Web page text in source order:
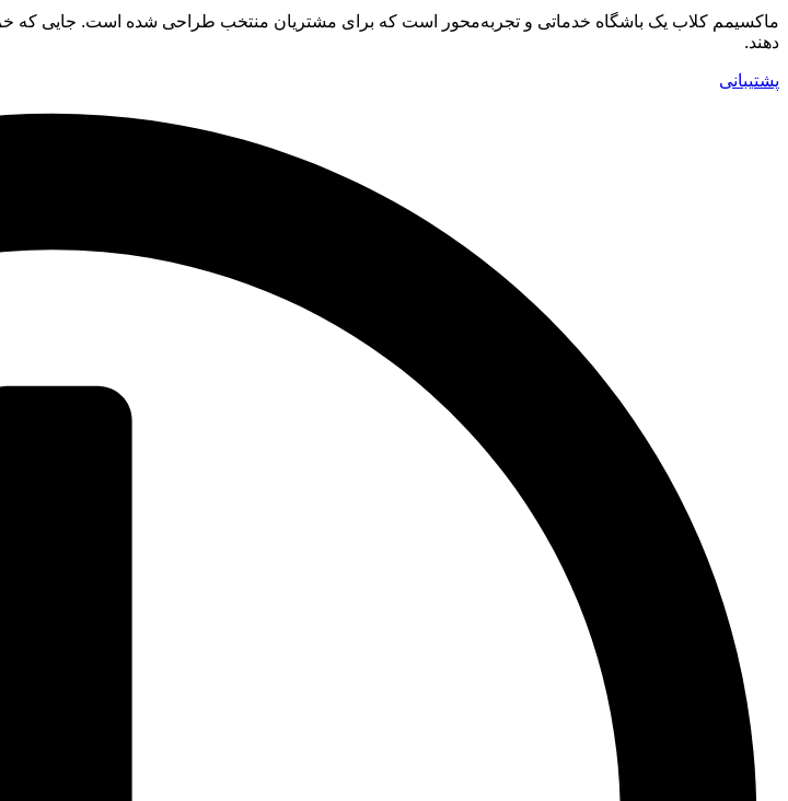
ماکسیمم کلاب یک باشگاه خدماتی و تجربه‌محور است که برای مشتریان منتخب طراحی شده است. جایی که
دهند.
پشتیبانی